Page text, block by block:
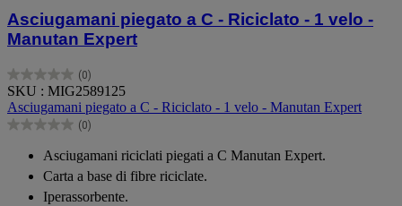
Asciugamani piegato a C - Riciclato - 1 velo -
Manutan Expert
(0)
0.0
su
5
stelle.
SKU : MIG2589125
Asciugamani piegato a C - Riciclato - 1 velo - Manutan Expert
(0)
0.0
stelle.
Asciugamani riciclati piegati a C Manutan Expert.
Carta a base di fibre riciclate.
Iperassorbente.